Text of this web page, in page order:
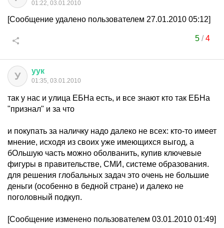
01:22, 03.01.2010
[Сообщение удалено пользователем 27.01.2010 05:12]
5/4
У уук
01:35, 03.01.2010
так у нас и улица ЕБНа есть, и все знают кто так ЕБНа
"признал" и за что
и покупать за наличку надо далеко не всех: кто-то имеет
мнение, исходя из своих уже имеющихся выгод, а
бОльшую часть можно оболванить, купив ключевые
фигуры в правительстве, СМИ, системе образования.
для решения глобальных задач это очень не большие
деньги (особенно в бедной стране) и далеко не
поголовный подкуп.
[Сообщение изменено пользователем 03.01.2010 01:49]